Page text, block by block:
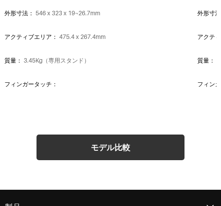
外形寸法： 546 x 323 x 19~26.7mm
アクティブエリア： 475.4 x 267.4mm
質量： 3.45Kg（専用スタンド）
フィンガータッチ：
外形寸
アクテ
質量：
フィン
モデル比較